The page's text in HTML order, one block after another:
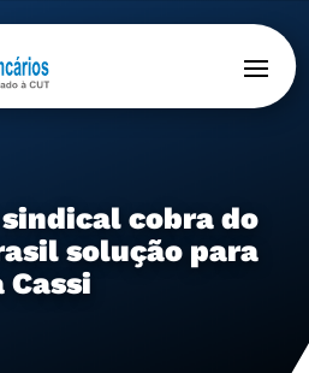
cobra do
solução para
Cassi